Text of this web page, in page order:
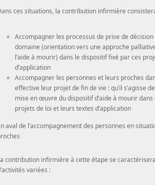
ces situations, la contribution infirmière
Accompagner les processus de prise de
domaine (orientation vers une approche
l’aide à mourir) dans le dispositif fixé par ces
d’application
Accompagner les personnes et leurs proches
effective leur projet de fin de vie : qu’il s’agisse
mise en œuvre du dispositif d’aide à mourir
projets de loi et leurs textes d’application
aval de l’accompagnement des personnes en
contribution infirmière à cette étape se
variées :